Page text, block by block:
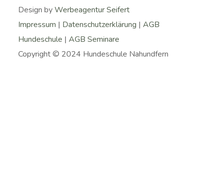
Design byWerbeagentur Seifert
Impressum | Datenschutzerklärung |AGB
Hundeschule |AGB Seminare
Copyright © 2024 Hundeschule Nahundfern